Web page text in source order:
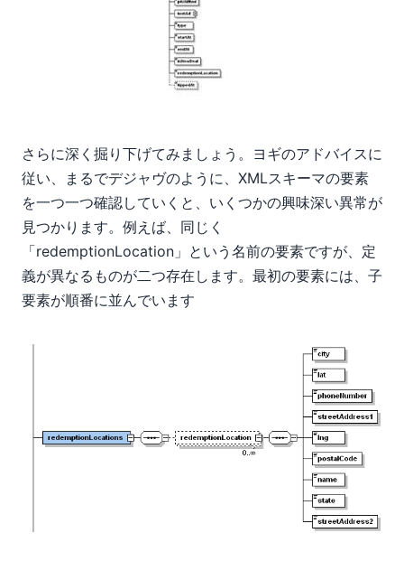
さらに深く掘り下げてみましょう。ヨギのアドバイスに
従い、まるでデジャヴのように、XMLスキーマの要素
を一つ一つ確認していくと、いくつかの興味深い異常が
見つかります。例えば、同じく
「redemptionLocation」という名前の要素ですが、定
義が異なるものが二つ存在します。最初の要素には、子
要素が順番に並んでいます